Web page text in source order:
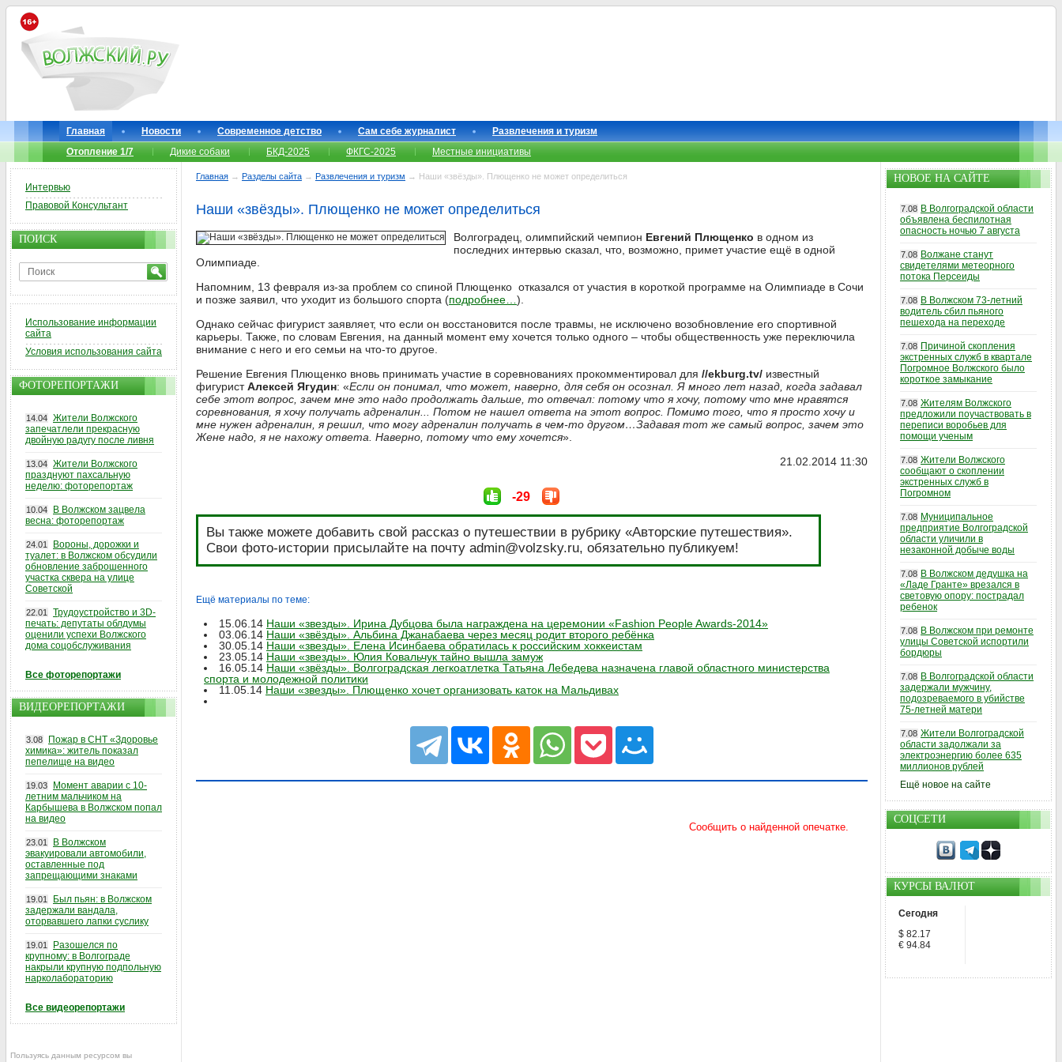
Главная Новости Современное детство Сам себе журналист
Развлечения и туризм
Отопление 1/7
Дикие собаки БКД-2025 ФКГС-2025 Местные инициативы
Главная → Разделы сайта → Развлечения и туризм → Наши «звёзды». Плющенко не может определиться
Наши «звёзды». Плющенко не может определиться
Волгоградец, олимпийский чемпион Евгений Плющенко в одном из
последних интервью сказал, что, возможно, примет участие ещё в одной
Олимпиаде.
Напомним, 13 февраля из-за проблем со спиной Плющенко отказался от участия в короткой программе на Олимпиаде в Сочи
и позже заявил, что уходит из большого спорта (подробнее… ).
Однако сейчас фигурист заявляет, что если он восстановится после травмы, не исключено возобновление его спортивной
карьеры. Также, по словам Евгения, на данный момент ему хочется только одного – чтобы общественность уже переключила
внимание с него и его семьи на что-то другое.
Решение Евгения Плющенко вновь принимать участие в соревнованиях прокомментировал для //ekburg.tv/ известный
фигуристАлексей Ягудин: «Если он понимал, что может, наверно, для себя он осознал. Я много лет назад, когда задавал
себе этот вопрос, зачем мне это надо продолжать дальше, то отвечал: потому что я хочу, потому что мне нравятся
соревнования, я хочу получать адреналин... Потом не нашел ответа на этот вопрос. Помимо того, что я просто хочу и
мне нужен адреналин, я решил, что могу адреналин получать в чем-то другом…Задавая тот же самый вопрос, зачем это
Жене надо, я не нахожу ответа. Наверно, потому что ему хочется».
21.02.2014 11:30
-29
Вы также можете добавить свой рассказ о путешествии в рубрику «Авторские путешествия».
Свои фото-истории присылайте на почту admin@volzsky.ru, обязательно публикуем!
Ещё материалы по теме:
15.06.14 Наши «звезды». Ирина Дубцова была награждена на церемонии «Fashion People Awards-2014»
03.06.14 Наши «звёзды». Альбина Джанабаева через месяц родит второго ребёнка
30.05.14 Наши «звезды». Елена Исинбаева обратилась к российским хоккеистам
23.05.14 Наши «звезды». Юлия Ковальчук тайно вышла замуж
16.05.14 Наши «звёзды». Волгоградская легкоатлетка Татьяна Лебедева назначена главой областного министерства
спорта и молодежной политики
11.05.14 Наши «звезды». Плющенко хочет организовать каток на Мальдивах
Интервью
Правовой Консультант
ПОИСК
Использование информации
сайта
Условия использования сайта
ФОТОРЕПОРТАЖИ
14.04 Жители Волжского
запечатлели прекрасную
двойную радугу после ливня
13.04 Жители Волжского
празднуют пахсальную
неделю: фоторепортаж
10.04
В Волжском зацвела
весна: фоторепортаж
24.01
Вороны, дорожки и
туалет: в Волжском обсудили
обновление заброшенного
участка сквера на улице
Советской
22.01
Трудоустройство и 3D-
печать: депутаты облдумы
оценили успехи Волжского
дома соцобслуживания
Все фоторепортажи
ВИДЕОРЕПОРТАЖИ
3.08
Пожар в СНТ «Здоровье
химика»: житель показал
пепелище на видео
19.03
Момент аварии с 10-
летним мальчиком на
Карбышева в Волжском попал
на видео
23.01
В Волжском
эвакуировали автомобили,
оставленные под
запрещающими знаками
19.01
Был пьян: в Волжском
задержали вандала,
оторвавшего лапки суслику
19.01
Разошелся по
крупному: в Волгограде
накрыли крупную подпольную
нарколабораторию
Все видеорепортажи
Пользуясь данным ресурсом вы
НОВОЕ НА САЙТЕ
7.08 В Волгоградской области
объявлена беспилотная
опасность ночью 7 августа
7.08 Волжане станут
свидетелями метеорного
потока Персеиды
7.08 В Волжском 73-летний
водитель сбил пьяного
пешехода на переходе
7.08 Причиной скопления
экстренных служб в квартале
Погромное Волжского было
короткое замыкание
7.08 Жителям Волжского
предложили поучаствовать в
переписи воробьев для
помощи ученым
7.08 Жители Волжского
сообщают о скоплении
экстренных служб в
Погромном
7.08 Муниципальное
предприятие Волгоградской
области уличили в
незаконной добыче воды
7.08 В Волжском дедушка на
«Ладе Гранте» врезался в
световую опору: пострадал
ребенок
7.08 В Волжском при ремонте
улицы Советской испортили
бордюры
7.08 В Волгоградской области
задержали мужчину,
подозреваемого в убийстве
75-летней матери
7.08 Жители Волгоградской
области задолжали за
электроэнергию более 635
миллионов рублей
Ещё новое на сайте
СОЦСЕТИ
КУРСЫ ВАЛЮТ
Сегодня
$ 82.17
€ 94.84